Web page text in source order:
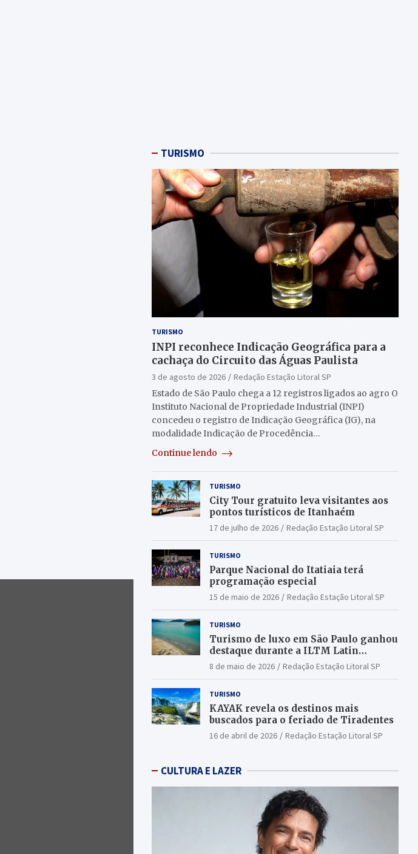
TURISMO
TURISMO
INPI reconhece Indicação Geográfica para a
cachaça do Circuito das Águas Paulista
3 de agosto de 2026
Redação Estação Litoral SP
Estado de São Paulo chega a 12 registros ligados ao agro O
Instituto Nacional de Propriedade Industrial (INPI)
concedeu o registro de Indicação Geográfica (IG), na
modalidade Indicação de Procedência…
Continue lendo
TURISMO
City Tour gratuito leva visitantes aos
pontos turísticos de Itanhaém
17 de julho de 2026 Redação Estação Litoral SP
TURISMO
Parque Nacional do Itatiaia terá
programação especial
15 de maio de 2026 Redação Estação Litoral SP
TURISMO
Turismo de luxo em São Paulo ganhou
destaque durante a ILTM Latin
America 2026
8 de maio de 2026 Redação Estação Litoral SP
TURISMO
KAYAK revela os destinos mais
buscados para o feriado de Tiradentes
16 de abril de 2026 Redação Estação Litoral SP
CULTURA E LAZER